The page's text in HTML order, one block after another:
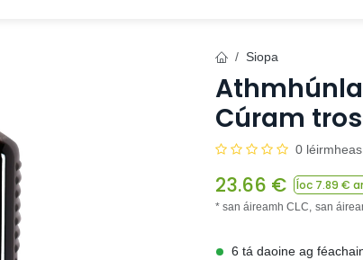
Siopa
Cúram
0 léirmheas
23.66 € Íoc 7.89 €
* san áireamh CLC, san
6 tá daoine ag